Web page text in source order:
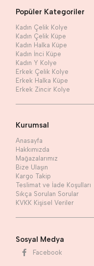
Popüler Kategoriler
Kadın Çelik Kolye
Kadın Çelik Küpe
Kadın Halka Küpe
Kadın İnci Küpe
Kadın Y Kolye
Erkek Çelik Kolye
Erkek Halka Küpe
Erkek Zincir Kolye
Kurumsal
Anasayfa
Hakkımızda
Mağazalarımız
Bize Ulaşın
Kargo Takip
Teslimat ve İade Koşulları
Sıkça Sorulan Sorular
KVKK Kişisel Veriler
Sosyal Medya
Facebook